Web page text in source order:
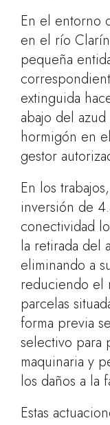
En el entorno
en el río
pequeña
extinguida
abajo del
hormigón en
gestor
En los
inversión de
conectividad
la retirada del
eliminando a
reduciendo el
parcelas
forma previa
selectivo para
maquinaria y
los daños a la
Estas